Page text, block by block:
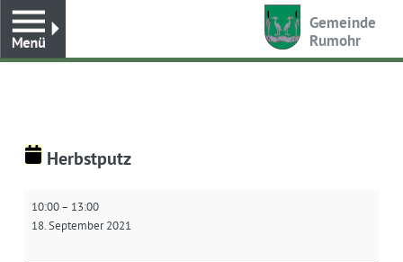
Gemeinde
Rumohr
Herbstputz
10:00– 13:00
18. September 2021